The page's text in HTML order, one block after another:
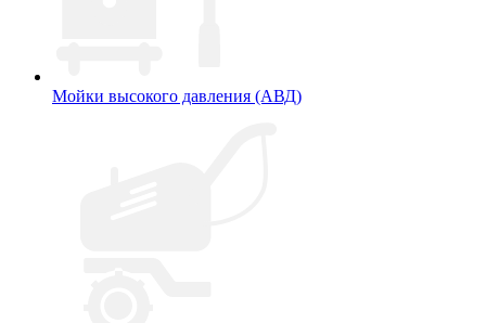
Мойки высокого давления (АВД)